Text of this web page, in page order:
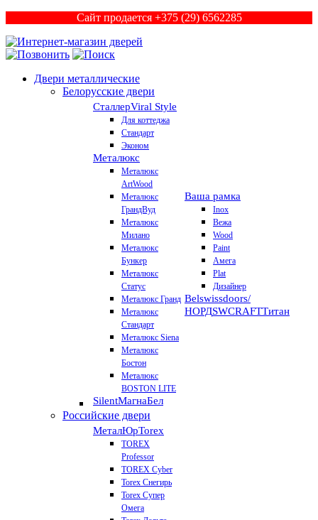
Сайт продается +375 (29) 6562285
Двери металлические
Белорусские двери
СталлерViral Style
Для коттеджа
Стандарт
Эконом
Металюкс
Металюкс
ArtWood
Металюкс
ГрандВуд
Металюкс
Милано
Металюкс
Бункер
Металюкс
Статус
Металюкс Гранд
Металюкс
Стандарт
Металюкс Siena
Металюкс
Бостон
Металюкс
BOSTON LITE
SilentМагнаБел
Ваша рамка
Inox
Вежа
Wood
Paint
Амега
Plat
Дизайнер
Belswissdoors/
НОРДSWCRAFTТитан
Российские двери
МеталЮрTorex
TOREX
Professor
TOREX Cyber
Torex Снегирь
Torex Супер
Омега